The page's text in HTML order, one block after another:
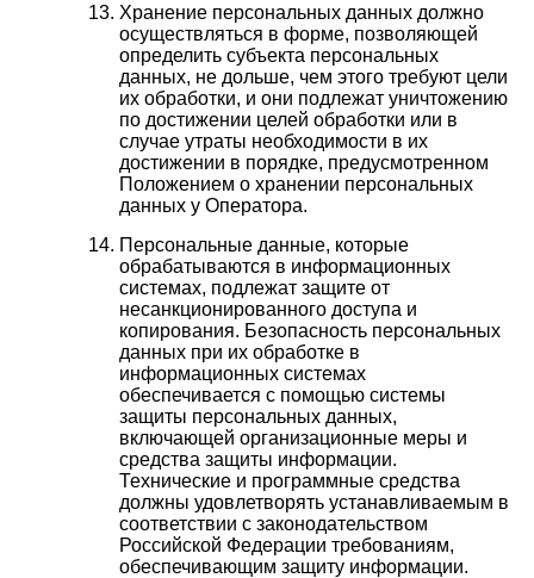
Хранение персональных данных должно
осуществляться в форме, позволяющей
определить субъекта персональных
данных, не дольше, чем этого требуют цели
их обработки, и они подлежат уничтожению
по достижении целей обработки или в
случае утраты необходимости в их
достижении в порядке, предусмотренном
Положением о хранении персональных
данных у Оператора.
Персональные данные, которые
обрабатываются в информационных
системах, подлежат защите от
несанкционированного доступа и
копирования. Безопасность персональных
данных при их обработке в
информационных системах
обеспечивается с помощью системы
защиты персональных данных,
включающей организационные меры и
средства защиты информации.
Технические и программные средства
должны удовлетворять устанавливаемым в
соответствии с законодательством
Российской Федерации требованиям,
обеспечивающим защиту информации.